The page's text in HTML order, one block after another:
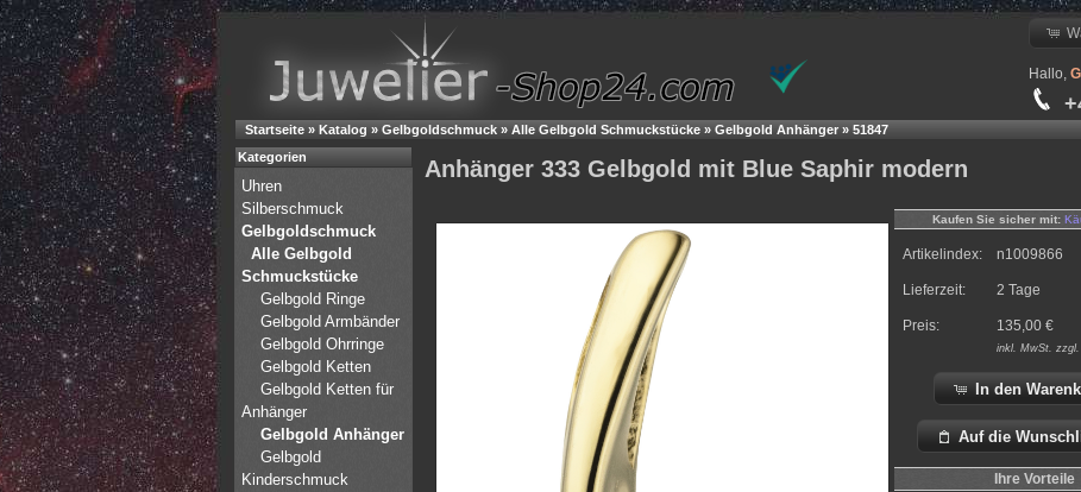
Hallo,
Startseite » Katalog » Gelbgoldschmuck » Alle Gelbgold Schmuckstücke » Gelbgold Anhänger» 51847
Anhänger 333 Gelbgold mit Blue Saphir modern
Kaufen Sie sicher mit:
Artikelindex: n1009866
Lieferzeit: 2 Tage
Preis: 135,00 €
inkl. MwSt. zzgl.
In den
Auf die
Ihre Vorteile
Kategorien
Uhren
Silberschmuck
Gelbgoldschmuck
Alle Gelbgold
Schmuckstücke
Gelbgold Ringe
Gelbgold Armbänder
Gelbgold Ohrringe
Gelbgold Ketten
Gelbgold Ketten für
Anhänger
Gelbgold Anhänger
Gelbgold
Kinderschmuck